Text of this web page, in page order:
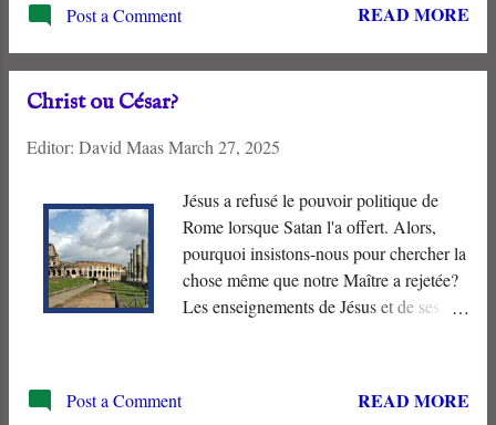
servons. Les hommes appartiennent soit
au “ Ciel ”, soit à la “ Terre ”. Ceux qui
”, et sont donc destinés à un sort
Post a Comment READ MORE
Christ ou César?
Editor: David MaasMarch 27, 2025
Jésus a refusé le pouvoir politique de
Rome lorsque Satan l'a offert. Alors,
pourquoi insistons-nous pour chercher la
chose même que notre Maître a rejetée?
Les enseignements de Jésus et de ses
a besoin, c'est de la Bonne Nouvelle du
Post a Comment READ MORE